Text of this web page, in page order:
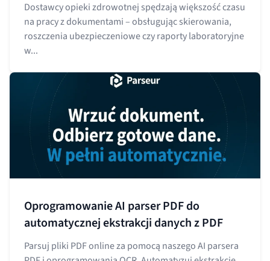
Dostawcy opieki zdrowotnej spędzają większość czasu
na pracy z dokumentami – obsługując skierowania,
roszczenia ubezpieczeniowe czy raporty laboratoryjne
w...
Oprogramowanie AI parser PDF do
automatycznej ekstrakcji danych z PDF
Parsuj pliki PDF online za pomocą naszego AI parsera